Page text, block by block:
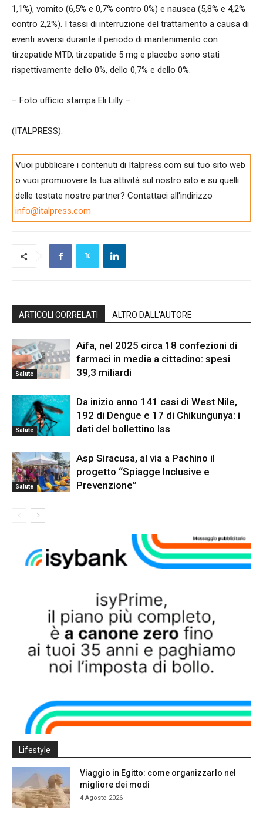
1,1%), vomito (6,5% e 0,7% contro 0%) e nausea (5,8% e 4,2%
contro 2,2%). I tassi di interruzione del trattamento a causa di
eventi avversi durante il periodo di mantenimento con
tirzepatide MTD, tirzepatide 5 mg e placebo sono stati
rispettivamente dello 0%, dello 0,7% e dello 0%.
– Foto ufficio stampa Eli Lilly –
(ITALPRESS).
Vuoi pubblicare i contenuti di Italpress.com sul tuo sito web
o vuoi promuovere la tua attività sul nostro sito e su quelli
delle testate nostre partner? Contattaci all'indirizzo
info@italpress.com
ARTICOLI CORRELATI ALTRO DALL'AUTORE
Salute
Aifa, nel 2025 circa 18 confezioni di
farmaci in media a cittadino: spesi
39,3 miliardi
Salute
Da inizio anno 141 casi di West Nile,
192 di Dengue e 17 di Chikungunya: i
dati del bollettino Iss
Salute
Asp Siracusa, al via a Pachino il
progetto “Spiagge Inclusive e
Prevenzione”
Lifestyle
Viaggio in Egitto: come organizzarlo nel
migliore dei modi
4 Agosto 2026